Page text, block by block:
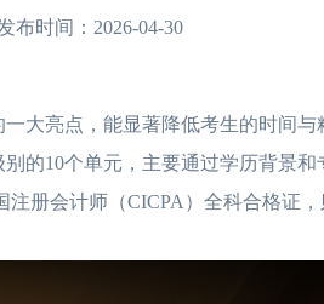
布时间：2026-04-30
亮点，能显著降低考生的时间与
的10个单元，主要通过学历背景和
册会计师（CICPA）全科合格证